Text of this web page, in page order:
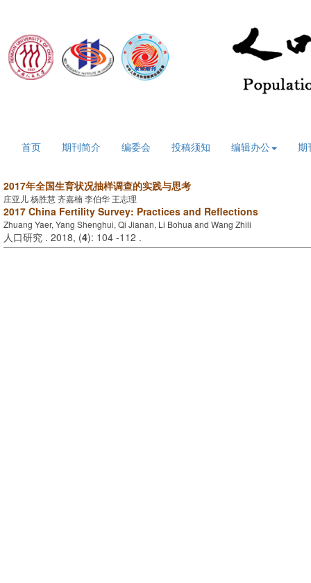
首页 期刊简介 编委会 投稿须知 编辑办公 期
2017年全国生育状况抽样调查的实践与思考
庄亚儿 杨胜慧 齐嘉楠 李伯华 王志理
2017 China Fertility Survey: Practices and Reflections
Zhuang Yaer, Yang Shenghui, Qi Jianan, Li Bohua and Wang Zhili
人口研究 . 2018, (4): 104 -112 .